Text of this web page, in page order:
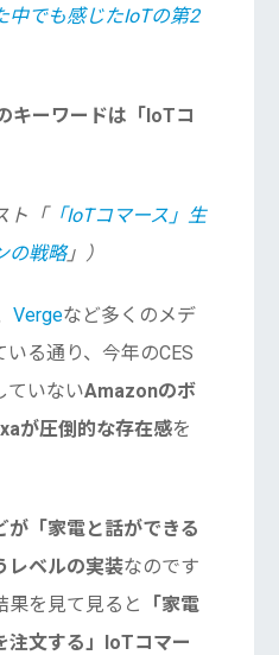
でも感じたIoTの第2
キーワードは「IoTコ
ト「「IoTコマース」生
の戦略」）
Vergeなど多くのメデ
る通り、今年のCES
ていないAmazonのボ
が圧倒的な存在感を
が「家電と話ができる
レベルの実装なのです
果を見て見ると
「家電
注文する」IoTコマー